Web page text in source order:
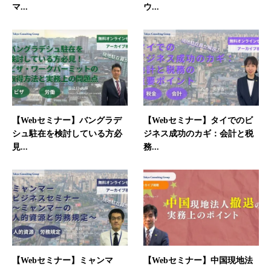
マ...
ウ...
【Webセミナー】バングラデ
シュ駐在を検討している方必
見...
【Webセミナー】タイでのビ
ジネス成功のカギ：会計と税
務...
【Webセミナー】ミャンマ
【Webセミナー】中国現地法